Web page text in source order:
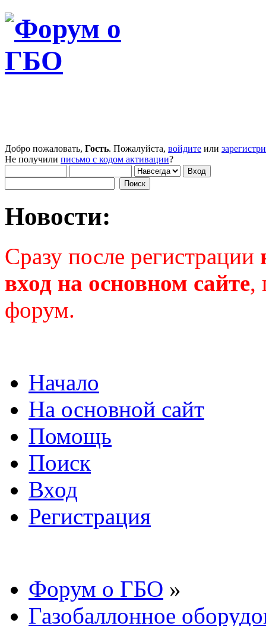
Добро пожаловать, Гость. Пожалуйста, войдите или
Не получили письмо с кодом активации?
Новости:
Сразу после регистрации
вход на основном сайте,
форум.
Начало
На основной сайт
Помощь
Поиск
Вход
Регистрация
Форум о ГБО »
Газобаллонное